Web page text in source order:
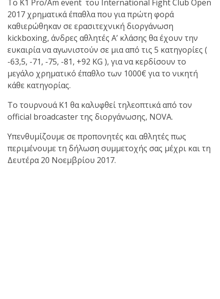
To Κ1 Pro/Am event του International Fight Club Open
2017 χρηματικά έπαθλα που για πρώτη φορά
καθιερώθηκαν σε ερασιτεχνική διοργάνωση
kickboxing, άνδρες αθλητές Α’ κλάσης θα έχουν την
ευκαιρία να αγωνιστούν σε μια από τις 5 κατηγορίες (
-63,5, -71, -75, -81, +92 KG ), για να κερδίσουν το
μεγάλο χρηματικό έπαθλο των 1000€ για το νικητή
κάθε κατηγορίας.
Το τουρνουά Κ1 θα καλυφθεί τηλεοπτικά από τον
official broadcaster της διοργάνωσης, NOVA.
Υπενθυμίζουμε σε προπονητές και αθλητές πως
περιμένουμε τη δήλωση συμμετοχής σας μέχρι και τη
Δευτέρα 20 Νοεμβρίου 2017.